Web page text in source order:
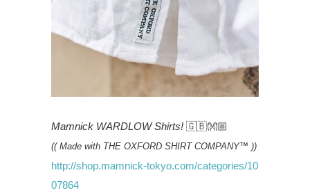
Mamnick WARDLOW Shirts! 🇬🇧👐🏼
(( Made with THE OXFORD SHIRT COMPANY™ ))
http://shop.mamnick-tokyo.com/categories/10
07864